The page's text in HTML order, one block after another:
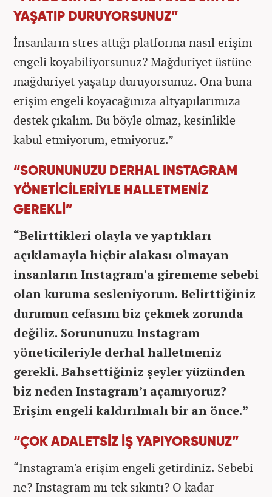
YAŞATIP DURUYORSUNUZ”
İnsanların stres attığı platforma nasıl erişim
engeli koyabiliyorsunuz? Mağduriyet üstüne
mağduriyet yaşatıp duruyorsunuz. Ona buna
erişim engeli koyacağınıza altyapılarımıza
destek çıkalım. Bu böyle olmaz, kesinlikle
kabul etmiyorum, etmiyoruz.”
“SORUNUNUZU DERHAL INSTAGRAM
YÖNETİCİLERİYLE HALLETMENİZ
GEREKLİ”
“Belirttikleri olayla ve yaptıkları
açıklamayla hiçbir alakası olmayan
insanların Instagram'a girememe sebebi
olan kuruma sesleniyorum. Belirttiğiniz
durumun cefasını biz çekmek zorunda
değiliz. Sorununuzu Instagram
yöneticileriyle derhal halletmeniz
gerekli. Bahsettiğiniz şeyler yüzünden
biz neden Instagram’ı açamıyoruz?
Erişim engeli kaldırılmalı bir an önce.”
“ÇOK ADALETSİZ İŞ YAPIYORSUNUZ”
“Instagram'a erişim engeli getirdiniz. Sebebi
ne? Instagram mı tek sıkıntı? O kadar